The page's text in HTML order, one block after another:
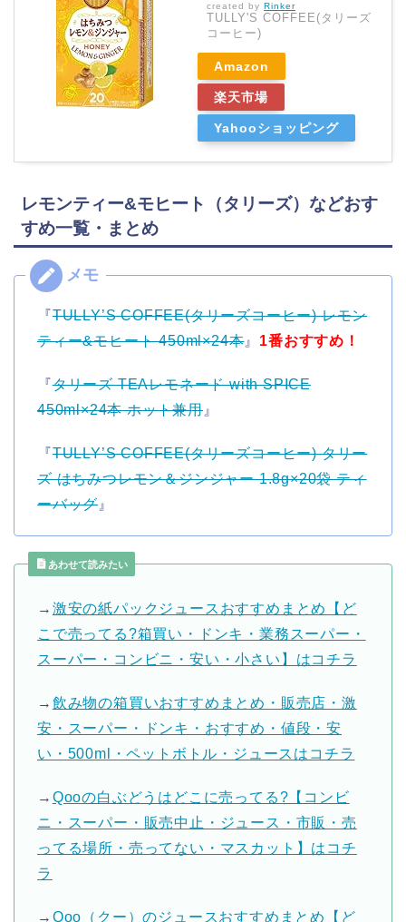
created by Rinker
TULLY'S COFFEE(タリーズ
コーヒー)
Amazon
楽天市場
Yahooショッピング
レモンティー&モヒート（タリーズ）などおす
すめ一覧・まとめ
『TULLY’S COFFEE(タリーズコーヒー) レモン
ティー&モヒート 450ml×24本』 1番おすすめ！
『タリーズ TEAレモネード with SPICE
450ml×24本 ホット兼用 』
『TULLY’S COFFEE(タリーズコーヒー) タリー
ズ はちみつレモン＆ジンジャー 1.8g×20袋 ティ
ーバッグ』
あわせて読みたい
→ 激安の紙パックジュースおすすめまとめ【ど
こで売ってる?箱買い・ドンキ・業務スーパー・
スーパー・コンビニ・安い・小さい】はコチラ
→ 飲み物の箱買いおすすめまとめ・販売店・激
安・スーパー・ドンキ・おすすめ・値段・安
い・500ml・ペットボトル・ジュースはコチラ
→ Qooの白ぶどうはどこに売ってる?【コンビ
ニ・スーパー・販売中止・ジュース・市販・売
ってる場所・売ってない・マスカット】はコチ
ラ
→ Qoo（クー）のジュースおすすめまとめ【ど